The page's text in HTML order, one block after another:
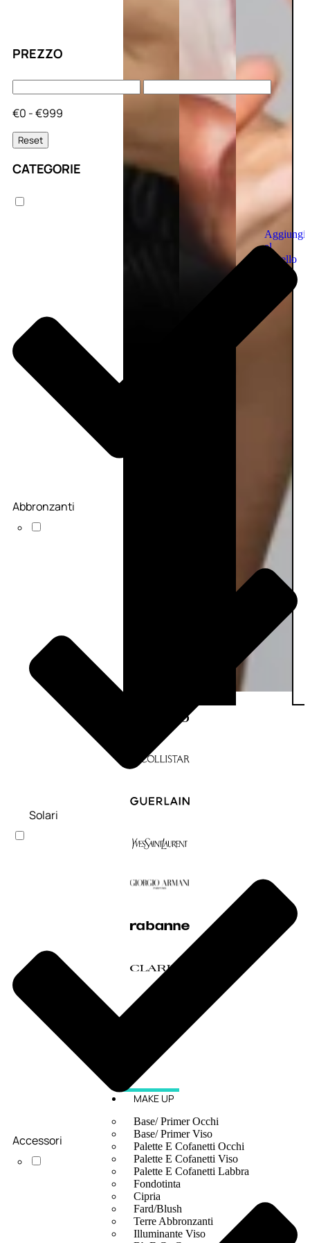
Aggiungi
al
carrello
MAKE UP
Base/ Primer Occhi
Base/ Primer Viso
Palette E Cofanetti Occhi
Palette E Cofanetti Viso
Palette E Cofanetti Labbra
Fondotinta
Cipria
Fard/Blush
Terre Abbronzanti
Illuminante Viso
PREZZO
€0 - €999
Reset
CATEGORIE
Abbronzanti
Solari
Accessori